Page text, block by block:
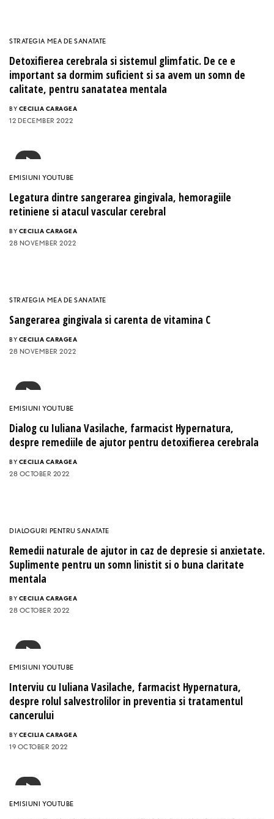
STRATEGIA MEA DE SANATATE
Detoxifierea cerebrala si sistemul glimfatic. De ce e
important sa dormim suficient si sa avem un somn de
calitate, pentru sanatatea mentala
BY CECILIA CARAGEA
12 DECEMBER 2022
EMISIUNI YOUTUBE
Legatura dintre sangerarea gingivala, hemoragiile
retiniene si atacul vascular cerebral
BY CECILIA CARAGEA
28 NOVEMBER 2022
STRATEGIA MEA DE SANATATE
Sangerarea gingivala si carenta de vitamina C
BY CECILIA CARAGEA
28 NOVEMBER 2022
EMISIUNI YOUTUBE
Dialog cu Iuliana Vasilache, farmacist Hypernatura,
despre remediile de ajutor pentru detoxifierea cerebrala
BY CECILIA CARAGEA
28 OCTOBER 2022
DIALOGURI PENTRU SANATATE
Remedii naturale de ajutor in caz de depresie si anxietate.
Suplimente pentru un somn linistit si o buna claritate
mentala
BY CECILIA CARAGEA
28 OCTOBER 2022
EMISIUNI YOUTUBE
Interviu cu Iuliana Vasilache, farmacist Hypernatura,
despre rolul salvestrolilor in preventia si tratamentul
cancerului
BY CECILIA CARAGEA
19 OCTOBER 2022
EMISIUNI YOUTUBE